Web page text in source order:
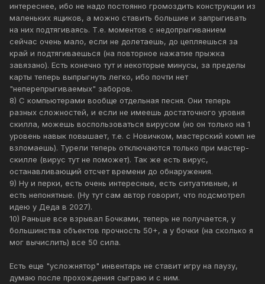
интереснее, ибо не надо постоянно громоздить конструкции из
маленьких ящиков, а можно ставить большие и запрыгивать
на них подтягиваясь. Т.е. моментов с недопрыгиванием
сейчас очень мало, если не долетаешь, до цепляешься за
край и подтягиваешься (на повторное нажатие прыжка
завязано). Есть конечно тут и некоторые минусы, за пределы
карты теперь выпрыгнуть легко, ибо почти нет
"неперепрыгиваемых" заборов.
8) С компьютерами вообще отдельная песня. Они теперь
разных сложностей, и если не имеешь достаточного уровня
скилла, можешь воспользоваться вирусом (но он только на 1
уровень навык повышает, т.е. с Новичком, мастерский комп не
взломаешь). Турели теперь отключаются только при мастер-
скилле (вирус тут не поможет). Так же есть вирус,
останавливающий отсчет времени до обнаружения.
9) Ну и перки, есть очень интересные, есть ситуативные, и
есть непонятные. (Ну тут сам автор говорит, что подсмотрел
идею у Деда в 2027).
10) Раньше все взрывал Бочками, теперь не получается, у
большинства объектов прочность 50+, а у бочки (на сколько я
мог вычислить) все 50 сила.
Есть еще "усложнятор" инвентарь не ставит игру на паузу,
думаю после прохождения сыграю и с ним.